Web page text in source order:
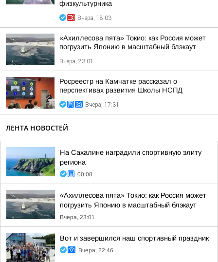
физкультурника
Вчера, 18:03
«Ахиллесова пята» Токио: как Россия может
погрузить Японию в масштабный блэкаут
Вчера, 23:01
Росреестр на Камчатке рассказал о
перспективах развития Школы НСПД
Вчера, 17:31
ЛЕНТА НОВОСТЕЙ
На Сахалине наградили спортивную элиту
региона
00:08
«Ахиллесова пята» Токио: как Россия может
погрузить Японию в масштабный блэкаут
Вчера, 23:01
Вот и завершился наш спортивный праздник
Вчера, 22:46